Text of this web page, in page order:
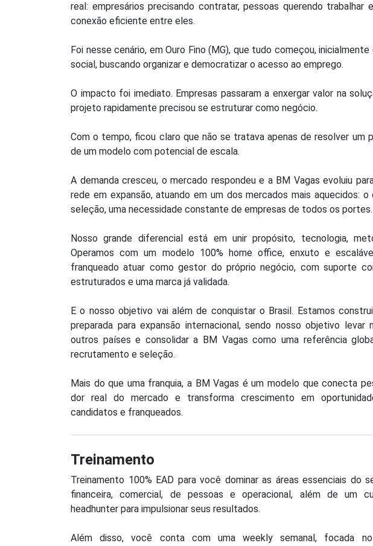
real: empresários precisando contratar, pessoas querendo trabalhar
conexão eficiente entre eles.
Foi nesse cenário, em Ouro Fino (MG), que tudo começou,
social, buscando organizar e democratizar o acesso ao emprego.
O impacto foi imediato. Empresas passaram a enxergar valor na
projeto rapidamente precisou se estruturar como negócio.
Com o tempo, ficou claro que não se tratava apenas de resolver um
de um modelo com potencial de escala.
A demanda cresceu, o mercado respondeu e a BM Vagas evoluiu
rede em expansão, atuando em um dos mercados mais aquecidos:
seleção, uma necessidade constante de empresas de todos os portes.
Nosso grande diferencial está em unir propósito, tecnologia,
Operamos com um modelo 100% home office, enxuto e
franqueado atuar como gestor do próprio negócio, com suporte
estruturados e uma marca já validada.
E o nosso objetivo vai além de conquistar o Brasil. Estamos
preparada para expansão internacional, sendo nosso objetivo levar
outros países e consolidar a BM Vagas como uma referência
recrutamento e seleção.
Mais do que uma franquia, a BM Vagas é um modelo que conecta
dor real do mercado e transforma crescimento em
candidatos e franqueados.
Treinamento
Treinamento 100% EAD para você dominar as áreas essenciais do
financeira, comercial, de pessoas e operacional, além de um
headhunter para impulsionar seus resultados.
Além disso, você conta com uma weekly semanal, focada no